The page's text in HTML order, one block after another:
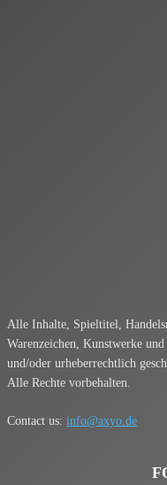
Alle Inhalte, Spieltitel,
Warenzeichen, Kunstwerke
und/oder urheberrechtlich
Alle Rechte vorbehalten.
Contact us: info@axyo.de